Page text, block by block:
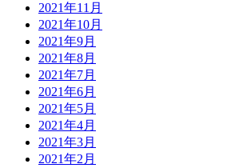
2021年11月
2021年10月
2021年9月
2021年8月
2021年7月
2021年6月
2021年5月
2021年4月
2021年3月
2021年2月